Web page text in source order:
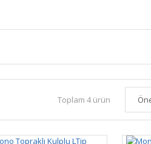
Toplam 4 ürün